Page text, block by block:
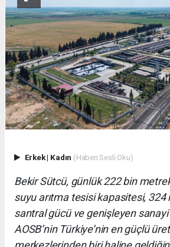
Erkek| Kadın (Haberi Sesli Oku)
Bekir Sütcü, günlük 222 bin
suyu arıtma tesisi kapasitesi,
santral gücü ve genişleyen sanayi
AOSB’nin Türkiye’nin en güçlü